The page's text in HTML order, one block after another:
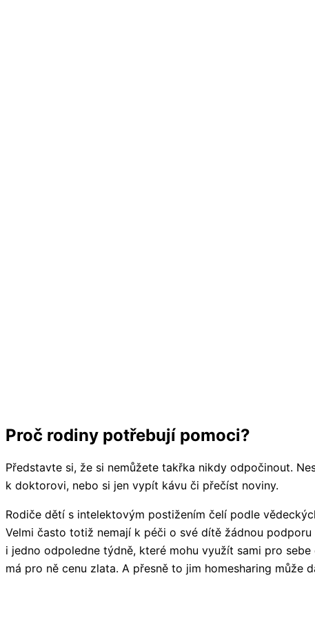
Proč rodiny potřebují pomoci?
Představte si, že si nemůžete takřka nikdy odpočinout.
k doktorovi, nebo si jen vypít kávu či přečíst noviny.
Rodiče dětí s intelektovým postižením čelí podle
Velmi často totiž nemají k péči o své dítě žádnou podporu
i jedno odpoledne týdně, které mohu využít sami pro
má pro ně cenu zlata. A přesně to jim homesharing může